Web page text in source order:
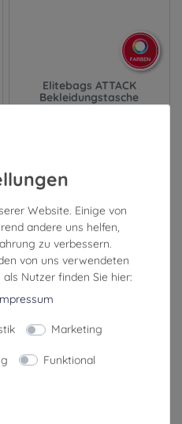
Elitebags ATTACK
Bekleidungstasche
inkl. ges. MwSt.
4-8 Tage (Ausland: 8-14 Tage)
Website. Einige von
andere uns helfen,
zu verbessern.
von uns verwendeten
Nutzer finden Sie hier:
Marketing
Funktional